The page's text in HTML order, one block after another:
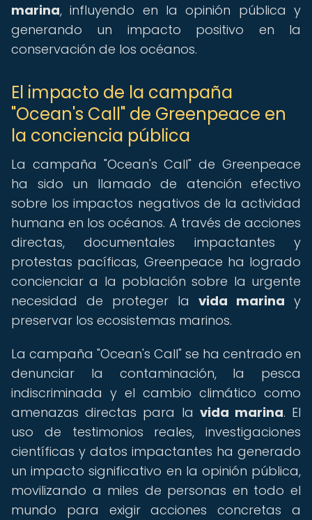
marina, influyendo en la opinión pública y
generando un impacto positivo en la
conservación de los océanos.
El impacto de la campaña
"Ocean's Call" de Greenpeace en
la conciencia pública
La campaña "Ocean's Call" de Greenpeace
ha sido un llamado de atención efectivo
sobre los impactos negativos de la actividad
humana en los océanos. A través de acciones
directas, documentales impactantes y
protestas pacíficas, Greenpeace ha logrado
concienciar a la población sobre la urgente
necesidad de proteger la vida marina y
preservar los ecosistemas marinos.
La campaña "Ocean's Call" se ha centrado en
denunciar la contaminación, la pesca
indiscriminada y el cambio climático como
amenazas directas para la vida marina. El
uso de testimonios reales, investigaciones
científicas y datos impactantes ha generado
un impacto significativo en la opinión pública,
movilizando a miles de personas en todo el
mundo para exigir acciones concretas a